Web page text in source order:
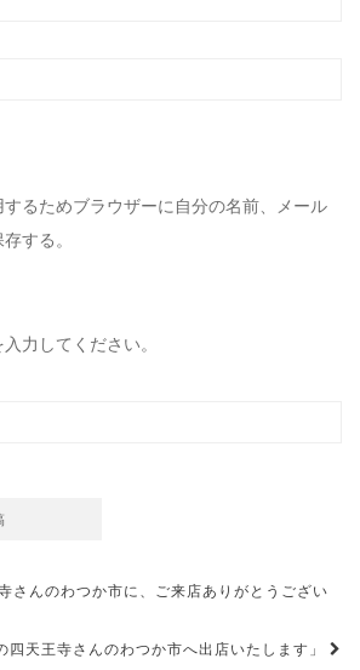
るためブラウザーに自分の名前、メール
する。
力してください。
さんのわつか市に、ご来店ありがとうござい
四天王寺さんのわつか市へ出店いたします」